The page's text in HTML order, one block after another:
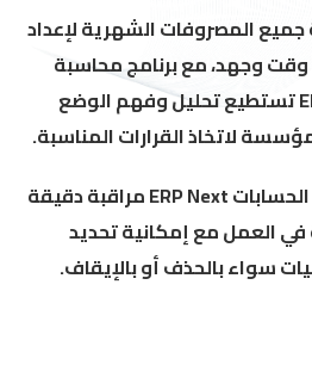
المصروفات الشهرية لإعداد
وقت وجهد، مع برنامج محاسبة
سحابي ERP Next تستطيع تحليل وفهم الوضع
لاتخاذ القرارات المناسبة.
يوفر نظام إدارة الحسابات ERP Next مراقبة دقيقة
العمل مع إمكانية تحديد
سواء بالحذف أو بالإيقاف.